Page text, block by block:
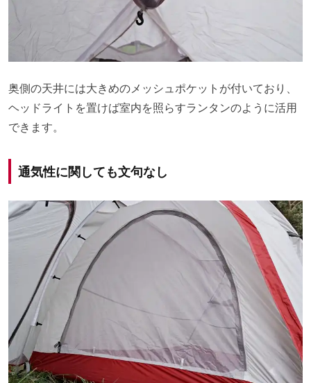
奥側の天井には大きめのメッシュポケットが付いており、
ヘッドライトを置けば室内を照らすランタンのように活用
できます。
通気性に関しても文句なし